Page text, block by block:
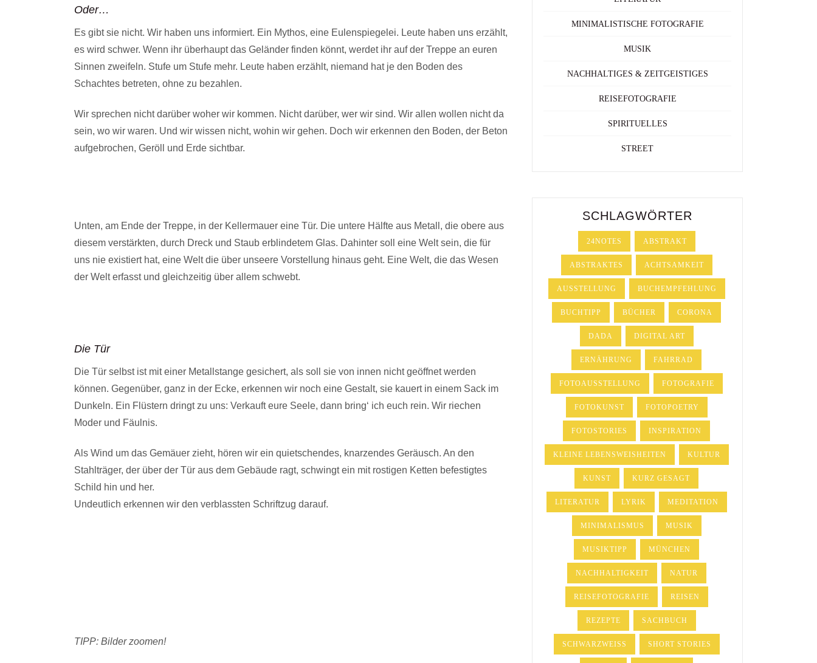
Oder…
Es gibt sie nicht. Wir haben uns informiert. Ein Mythos, eine Eulenspiegelei. Leute haben uns erzählt,
es wird schwer. Wenn ihr überhaupt das Geländer finden könnt, werdet ihr auf der Treppe an euren
Sinnen zweifeln. Stufe um Stufe mehr. Leute haben erzählt, niemand hat je den Boden des
Schachtes betreten, ohne zu bezahlen.
Wir sprechen nicht darüber woher wir kommen. Nicht darüber, wer wir sind. Wir allen wollen nicht da
sein, wo wir waren. Und wir wissen nicht, wohin wir gehen. Doch wir erkennen den Boden, der Beton
aufgebrochen, Geröll und Erde sichtbar.
Unten, am Ende der Treppe, in der Kellermauer eine Tür. Die untere Hälfte aus Metall, die obere aus
diesem verstärkten, durch Dreck und Staub erblindetem Glas. Dahinter soll eine Welt sein, die für
uns nie existiert hat, eine Welt die über unseere Vorstellung hinaus geht. Eine Welt, die das Wesen
der Welt erfasst und gleichzeitig über allem schwebt.
Die Tür
Die Tür selbst ist mit einer Metallstange gesichert, als soll sie von innen nicht geöffnet werden
können. Gegenüber, ganz in der Ecke, erkennen wir noch eine Gestalt, sie kauert in einem Sack im
Dunkeln. Ein Flüstern dringt zu uns: Verkauft eure Seele, dann bring‘ ich euch rein. Wir riechen
Moder und Fäulnis.
Als Wind um das Gemäuer zieht, hören wir ein quietschendes, knarzendes Geräusch. An den
Stahlträger, der über der Tür aus dem Gebäude ragt, schwingt ein mit rostigen Ketten befestigtes
Schild hin und her.
Undeutlich erkennen wir den verblassten Schriftzug darauf.
TIPP: Bilder zoomen!
MINIMALISTISCHE FOTOGRAFIE
MUSIK
NACHHALTIGES & ZEITGEISTIGES
REISEFOTOGRAFIE
SPIRITUELLES
STREET
SCHLAGWÖRTER
24NOTES ABSTRAKT
ABSTRAKTES ACHTSAMKEIT
AUSSTELLUNG BUCHEMPFEHLUNG
BUCHTIPP BÜCHER CORONA
DADA DIGITAL ART
ERNÄHRUNG FAHRRAD
FOTOAUSSTELLUNG FOTOGRAFIE
FOTOKUNST FOTOPOETRY
FOTOSTORIES INSPIRATION
KLEINE LEBENSWEISHEITEN KULTUR
KUNST KURZ GESAGT
LITERATUR LYRIK MEDITATION
MINIMALISMUS MUSIK
MUSIKTIPP MÜNCHEN
NACHHALTIGKEIT NATUR
REISEFOTOGRAFIE REISEN
REZEPTE SACHBUCH
SCHWARZWEISS SHORT STORIES